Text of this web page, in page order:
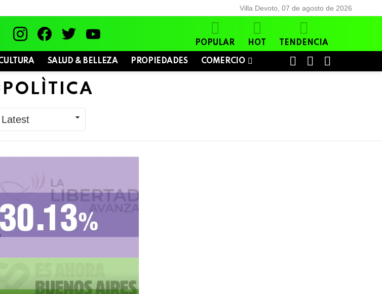
Villa Devoto, 07 de agosto de 2026
POPULAR HOT TENDENCIA
SALUD & BELLEZA PROPIEDADES COMERCIO
SWITCH
POLÌTICA